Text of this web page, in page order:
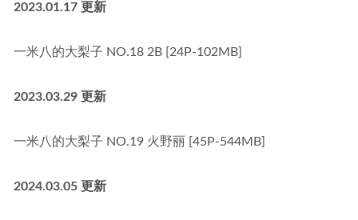
2023.01.17 更新
一米八的大梨子 NO.18 2B [24P-102MB]
2023.03.29 更新
一米八的大梨子 NO.19 火野丽 [45P-544MB]
2024.03.05 更新